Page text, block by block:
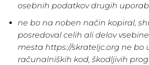
osebnih podatkov drugih
ne bo na noben način kopiral,
posredoval celih ali delov
mesta https://skrateljc.org ne bo
računalniških kod, škodljivih